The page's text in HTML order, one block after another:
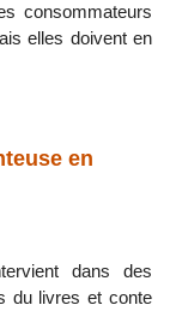
consommateurs
elles doivent en
en
dans des
du livres et conte